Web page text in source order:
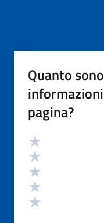
Quanto
pagina?
Valutazione